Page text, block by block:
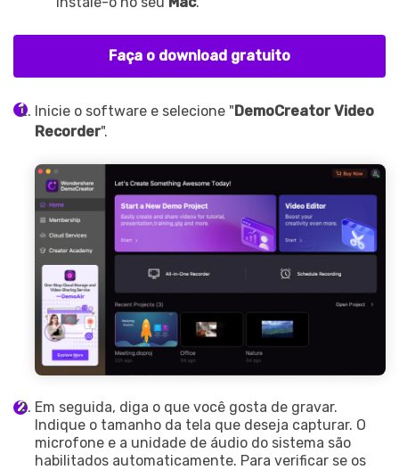
Faça o download gratuito
Inicie o software e selecione "DemoCreator Video
Recorder".
Em seguida, diga o que você gosta de gravar.
Indique o tamanho da tela que deseja capturar. O
microfone e a unidade de áudio do sistema são
habilitados automaticamente. Para verificar se os